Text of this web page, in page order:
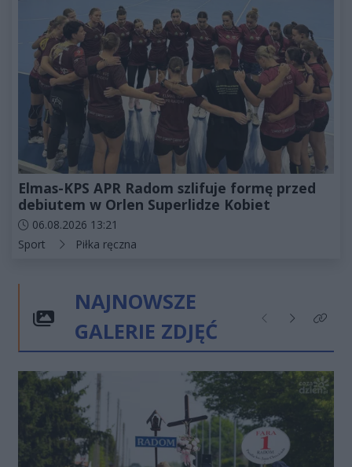
Elmas-KPS APR Radom szlifuje formę przed
debiutem w Orlen Superlidze Kobiet
Data dodania artykułu:
06.08.2026 13:21
Kategorie artykułu:
Sport Piłka ręczna
NAJNOWSZE
GALERIE ZDJĘĆ
Poprzednie
NastępneKliknij